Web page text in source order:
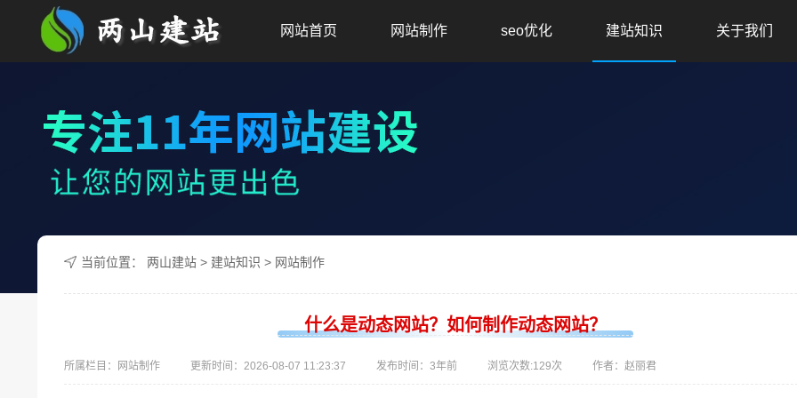
网站首页 网站制作 seo优化 建站知识 关于我们
当前位置： 两山建站 > 建站知识 > 网站制作
什么是动态网站？如何制作动态网站？
所属栏目：网站制作 更新时间： 2026-08-07 11:23:37 发布时间： 3年前 浏览次数:129次 作者：赵丽君